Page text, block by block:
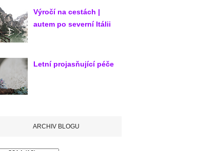
Výročí na cestách |
autem po severní Itálii
Letní projasňující péče
ARCHIV BLOGU